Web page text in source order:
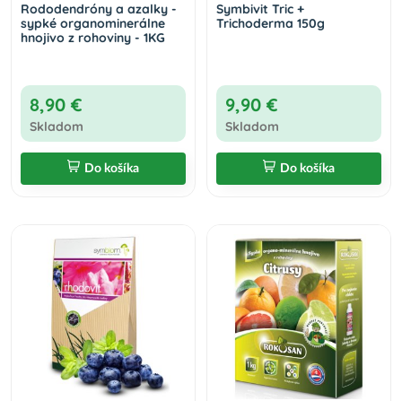
Rododendróny a azalky -
sypké organominerálne
hnojivo z rohoviny - 1KG
8,90 €
Skladom
Do košíka
Symbivit Tric +
Trichoderma 150g
9,90 €
Skladom
Do košíka